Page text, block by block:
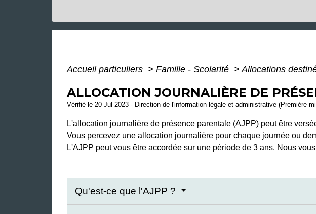
Accueil particuliers > Famille - Scolarité > Allocations
ALLOCATION JOURNALIÈRE DE
Vérifié le 20 Jul 2023 - Direction de l'information légale et administrative (Première
L'allocation journalière de présence parentale (AJPP) peut être
Vous percevez une allocation journalière pour chaque journée ou
L'AJPP peut vous être accordée sur une période de 3 ans. Nous
Qu'est-ce que l'AJPP ?